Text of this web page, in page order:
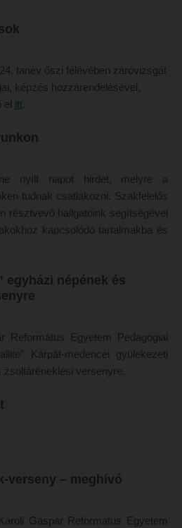
tanév őszi félévében záróvizsgát
képzés hozzárendelésével,
el itt
nyílt napot hirdet, melyre a
tudnak csatlakozni. Szakfelelős
résztvevő hallgatóink segítségével
kapcsolódó tartalmakba és
egyházi népének és
Református Egyetem Pedagógiai
Kárpát-medencei gyülekezeti
versenyre.
verseny – meghívó
Gáspár Református Egyetem